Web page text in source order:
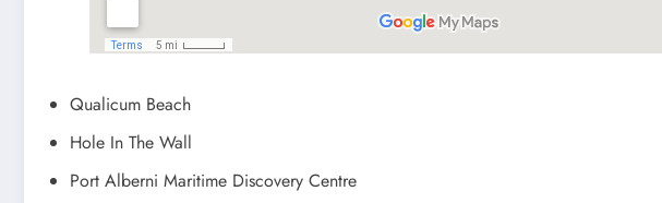
Qualicum Beach
Hole In The Wall
Port Alberni Maritime Discovery Centre